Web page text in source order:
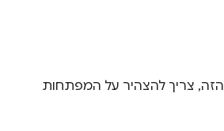
כדי להשתמש ב-API הזה, צריך להצהיר על המפתחות